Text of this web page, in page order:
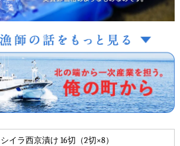
シイラ西京漬け 16切（2切×8）